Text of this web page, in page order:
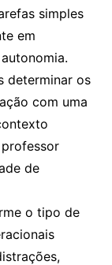
simples
em
determinar os
com uma
de
o tipo de